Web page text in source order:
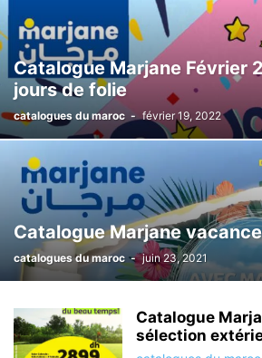
Catalogue Marjane Février
jours de folie
catalogues du maroc - février 19, 2022
Catalogue Marjane
catalogues du maroc - juin 23, 2021
Catalogue
sélection